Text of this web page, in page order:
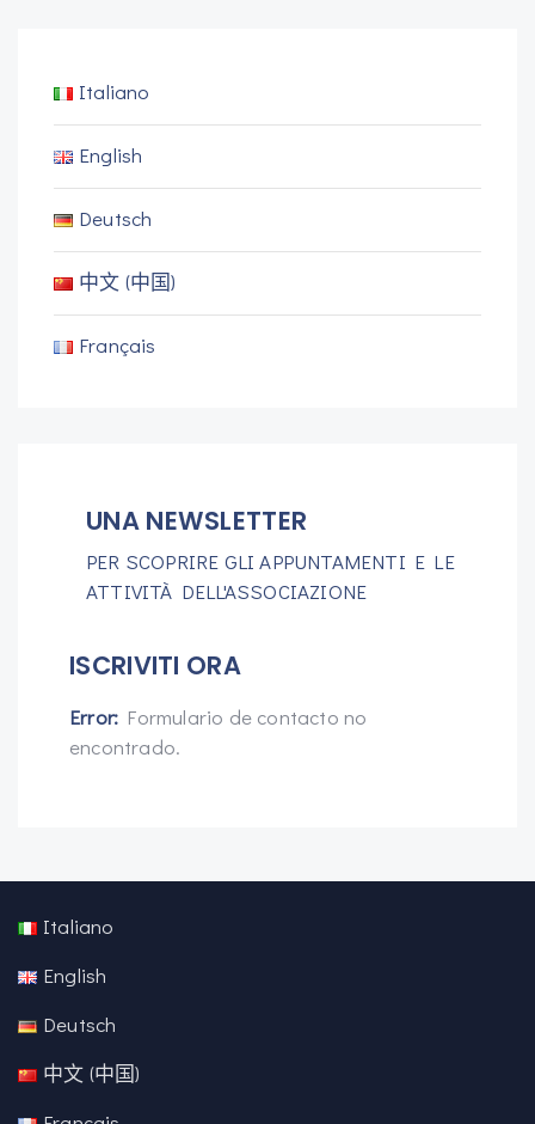
Italiano
English
Deutsch
中文 (中国)
Français
UNA NEWSLETTER
PER SCOPRIRE GLI APPUNTAMENTI E LE
ATTIVITÀ DELL'ASSOCIAZIONE
ISCRIVITI ORA
Error: Formulario de contacto no
encontrado.
Italiano
English
Deutsch
中文 (中国)